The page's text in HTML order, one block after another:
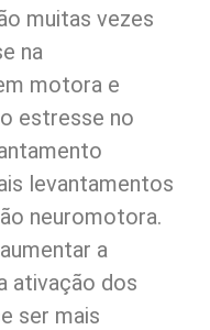
muitas vezes
na
motora e
estresse no
levantamentos
neuromotora.
a
ativação dos
ser mais